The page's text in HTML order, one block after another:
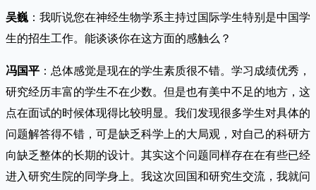
吴巍 ：我听说您在神经生物学系主持过国际学生特别是中国学
生的招生工作。能谈谈你在这方面的感触么？
冯国平 ：总体感觉是现在的学生素质很不错。学习成绩优秀，
研究经历丰富的学生不在少数。但是也有美中不足的地方，这
点在面试的时候体现得比较明显。我们发现很多学生对具体的
问题解答得不错，可是缺乏科学上的大局观，对自己的科研方
向缺乏整体的长期的设计。其实这个问题同样存在在有些已经
进入研究生院的同学身上。我这次回国和研究生交流，我就问